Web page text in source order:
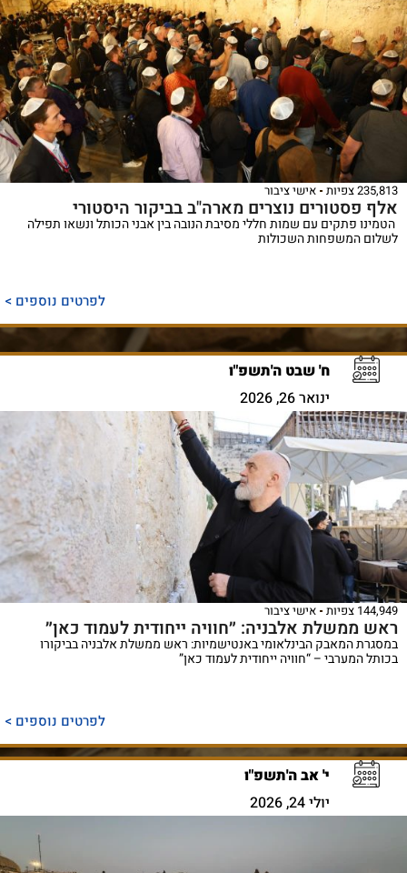
235,813 צפיות אישי ציבור
אלף פסטורים נוצרים מארה"ב בביקור היסטורי
הטמינו פתקים עם שמות חללי מסיבת הנובה בין אבני הכותל ונשאו תפילה
לשלום המשפחות השכולות
לפרטים נוספים >
ח' שבט ה'תשפ"ו
ינואר 26, 2026
144,949 צפיות אישי ציבור
ראש ממשלת אלבניה: ״חוויה ייחודית לעמוד כאן״
במסגרת המאבק הבינלאומי באנטישמיות: ראש ממשלת אלבניה בביקורו
בכותל המערבי – “חוויה ייחודית לעמוד כאן”
לפרטים נוספים >
י' אב ה'תשפ"ו
יולי 24, 2026